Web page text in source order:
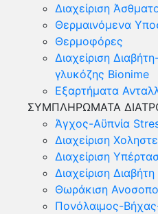
Διαχείριση
Θερμαινόμενα
Θερμοφόρες
Διαχείριση
γλυκόζης Bionime
Εξαρτήματα
ΣΥΜΠΛΗΡΩΜΑΤΑ
Άγχος-Αϋπνία
Διαχείριση
Διαχείριση
Διαχείριση Διαβήτη
Θωράκιση
Πονόλαιμος-